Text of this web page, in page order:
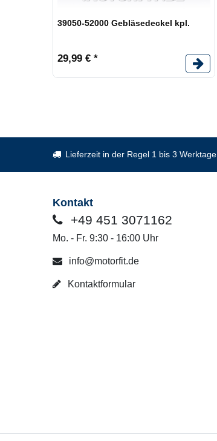
39050-52000 Gebläsedeckel kpl.
29,99 € *
Lieferzeit in der Regel 1 bis 3 Werktage
Kontakt
+49 451 3071162
Mo. - Fr. 9:30 - 16:00 Uhr
info@motorfit.de
Kontaktformular